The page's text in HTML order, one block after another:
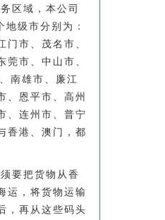
区域，本公司
级市分别为：
市、茂名市、
市、中山市、
南雄市、廉江
、恩平市、高州
、连州市、普宁
香港、澳门，都
要把货物从香
运，将货物运输
，再从这些码头